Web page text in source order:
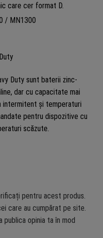
care cer format D.
/ MN1300
Duty sunt baterii zinc-
dar cu capacitate mai
intermitent și temperaturi
pentru dispozitive cu
scăzute.
pentru acest produs.
care au cumpărat pe site.
publica opinia ta în mod